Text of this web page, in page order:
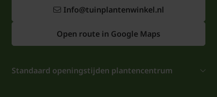
Info@tuinplantenwinkel.nl
Open route in Google Maps
Standaard openingstijden plantencentrum